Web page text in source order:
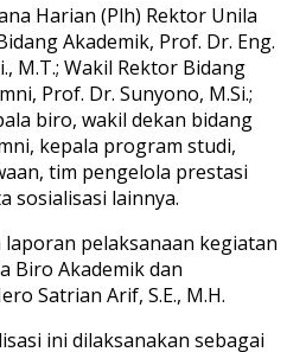
Harian (Plh) Rektor Unila
Akademik, Prof. Dr. Eng.
M.T.; Wakil Rektor Bidang
Prof. Dr. Sunyono, M.Si.;
biro, wakil dekan bidang
kepala program studi,
tim pengelola prestasi
sosialisasi lainnya.
pelaksanaan kegiatan
Biro Akademik dan
Satrian Arif, S.E., M.H.
ini dilaksanakan sebagai